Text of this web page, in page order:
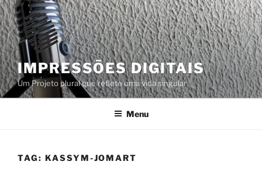
Skip
to
content
IMPRESSÕES DIGITAIS
Um Projeto plural que reflete uma vida singular
Menu
TAG: KASSYM-JOMART